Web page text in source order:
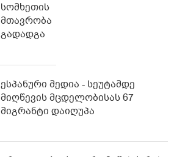
სომხეთის
მთავრობა
გადადგა
ესპანური მედია - სეუტამდე
მიღწევის მცდელობისას 67
მიგრანტი დაიღუპა